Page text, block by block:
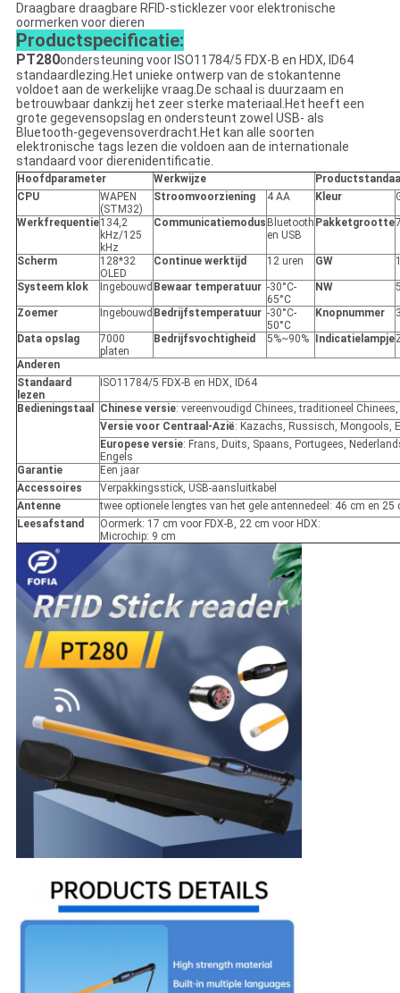
Draagbare draagbare RFID-sticklezer voor elektronische
oormerken voor dieren
Productspecificatie:
PT280ondersteuning voor ISO11784/5 FDX-B en HDX, ID64
standaardlezing.Het unieke ontwerp van de stokantenne
voldoet aan de werkelijke vraag.De schaal is duurzaam en
betrouwbaar dankzij het zeer sterke materiaal.Het heeft een
grote gegevensopslag en ondersteunt zowel USB- als
Bluetooth-gegevensoverdracht.Het kan alle soorten
elektronische tags lezen die voldoen aan de internationale
standaard voor dierenidentificatie.
Hoofdparameter Werkwijze
CPU
WAPEN
(STM32)
Stroomvoorziening 4 AA Kleur
Werkfrequentie134,2
kHz/125
kHz
Communicatiemodus Bluetooth
en USB
Pakketgrootte
Scherm
128*32
OLED
Continue werktijd 12 uren GW
Systeem klok Ingebouwd Bewaar temperatuur -30°C-
65°C
NW
Zoemer Ingebouwd Bedrijfstemperatuur -30°C-
50°C
Knopnummer
Data opslag
7000
platen
Bedrijfsvochtigheid 5%~90% Indicatielampje
Anderen
Standaard
lezen
ISO11784/5 FDX-B en HDX, ID64
Bedieningstaal Chinese versie: vereenvoudigd Chinees, traditioneel
Versie voor Centraal-Azië: Kazachs, Russisch, Mongools,
Europese versie: Frans, Duits, Spaans, Portugees,
Engels
Garantie
Een jaar
Accessoires
Verpakkingsstick, USB-aansluitkabel
Antenne
twee optionele lengtes van het gele antennedeel: 46 cm en 25
Leesafstand
Oormerk: 17 cm voor FDX-B, 22 cm voor HDX:
Microchip: 9 cm